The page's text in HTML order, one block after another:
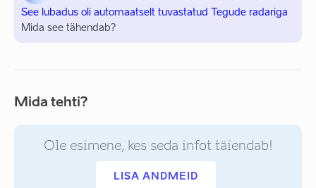
See lubadus oli automaatselt tuvastatud Tegude radariga
Mida see tähendab?
Mida tehti?
Ole esimene, kes seda infot täiendab!
LISA ANDMEID